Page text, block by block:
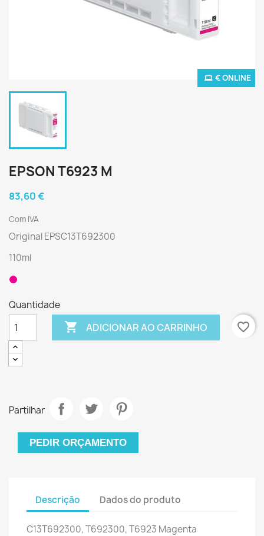
€ ONLINE
EPSON T6923 M
83,60 €
Com IVA
Original EPSC13T692300
110ml
Quantidade
 ADICIONAR AO CARRINHO favorite_border
Partilhar
PEDIR ORÇAMENTO
Descrição Dados do produto
C13T692300, T692300, T6923 Magenta